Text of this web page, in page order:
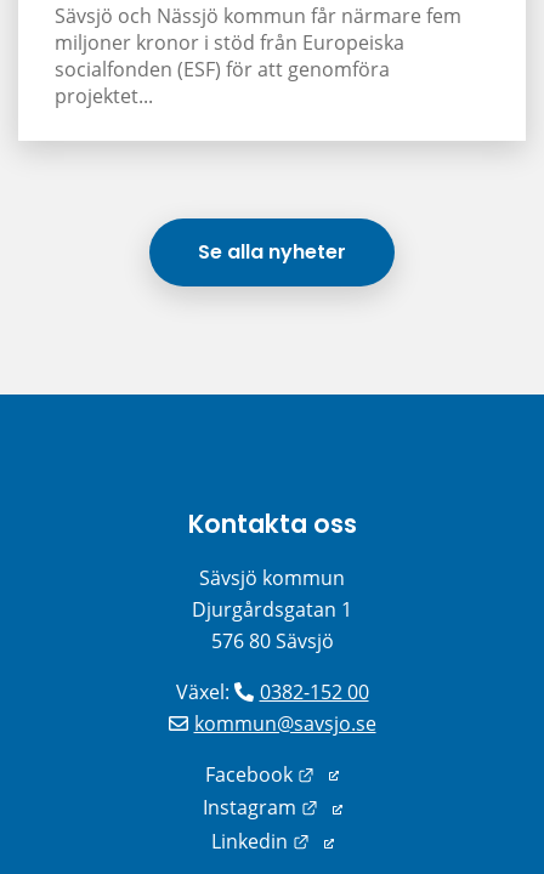
Sävsjö och Nässjö kommun får närmare fem
miljoner kronor i stöd från Europeiska
socialfonden (ESF) för att genomföra
projektet...
Se alla nyheter
Kontakta oss
Sävsjö kommun
Djurgårdsgatan 1
576 80 Sävsjö
Växel:
0382-152 00
kommun@savsjo.se
Facebook
Länk till annan
Instagram
Länk till annan
Linkedin
Länk till annan webbplats.